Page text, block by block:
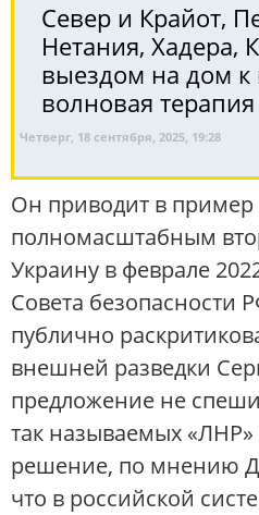
Север и Крайот,
Нетания, Хадера,
выездом на дом к
волновая
Четверг, 18 сентября, 2025, 19:28
Он приводит в пример
полномасштабным
Украину в феврале
Совета безопасности
публично
внешней разведки
предложение не
так называемых
решение, по мнению
что в российской